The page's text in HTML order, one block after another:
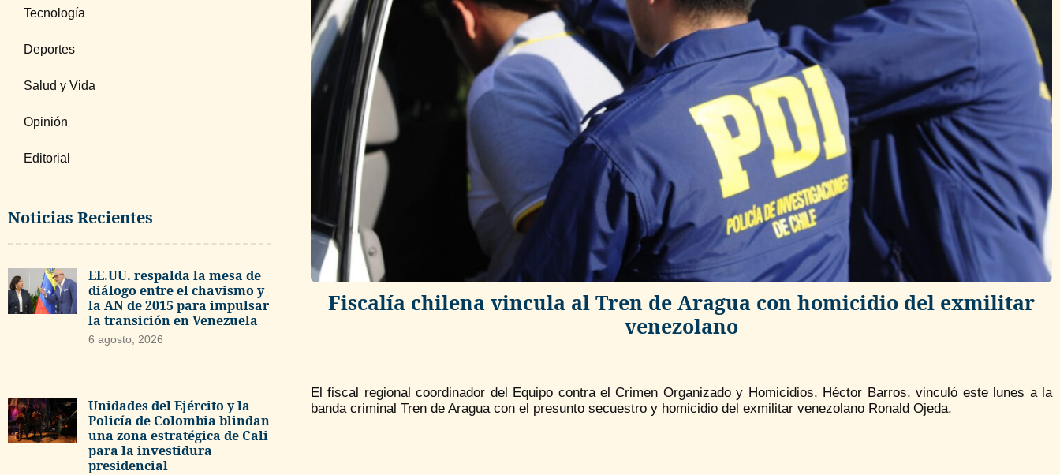
Tecnología
Deportes
Salud y Vida
Opinión
Editorial
Noticias Recientes
EE.UU. respalda la mesa de
diálogo entre el chavismo y
la AN de 2015 para impulsar
la transición en Venezuela
6 agosto, 2026
Unidades del Ejército y la
Policía de Colombia blindan
una zona estratégica de Cali
para la investidura
presidencial
Fiscalía chilena vincula al Tren de Aragua con homicidio del exmilitar
venezolano
El fiscal regional coordinador del Equipo contra el Crimen Organizado y Homicidios, Héctor Barros, vinculó este lunes a la
banda criminal Tren de Aragua con el presunto secuestro y homicidio del exmilitar venezolano Ronald Ojeda.